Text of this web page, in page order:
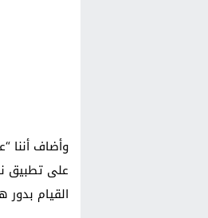
وأضاف أننا
على تطبيق
القيام